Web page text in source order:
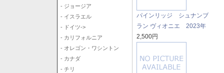
- ジョージア
- イスラエル
- ドイツ->
- カリフォルニア
- オレゴン・ワシントン
- カナダ
- チリ
パインリッジ シュナンブ
ラン ヴィオニエ 2023年
2,500円